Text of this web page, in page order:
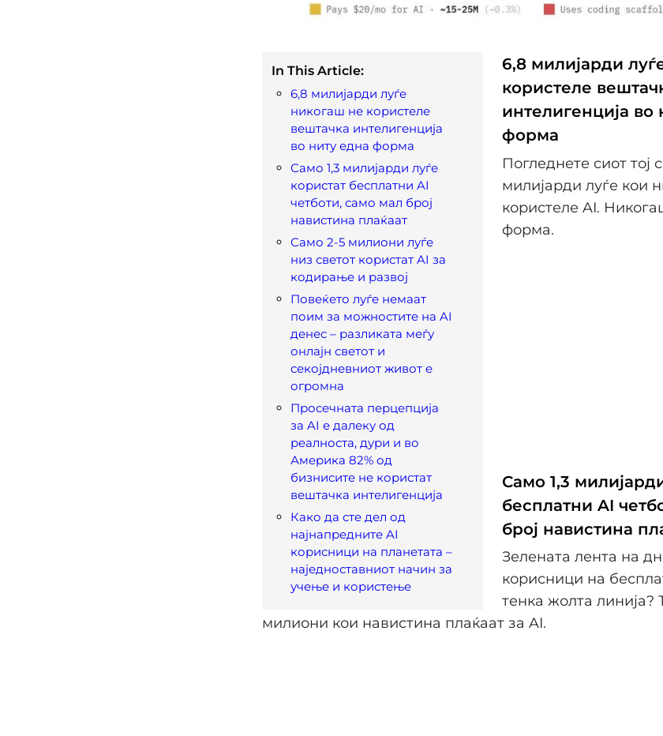
In This Article:
6,8 милијарди луѓе
никогаш не користеле
вештачка интелигенција
во ниту една форма
Само 1,3 милијарди луѓе
користат бесплатни AI
четботи, само мал број
навистина плаќаат
Само 2-5 милиони луѓе
низ светот користат AI за
кодирање и развој
Повеќето луѓе немаат
поим за можностите на AI
денес – разликата меѓу
онлајн светот и
секојдневниот живот е
огромна
Просечната перцепција
за AI е далеку од
реалноста, дури и во
Америка 82% од
бизнисите не користат
вештачка интелигенција
Како да сте дел од
најнапредните AI
корисници на планетата –
наједноставниот начин за
учење и користење
6,8 милијарди
користеле
интелигенција во
форма
Погледнете сиот тој
милијарди луѓе кои
користеле AI.
форма.
Само 1,3
бесплатни AI
број навистина
Зелената лента на
корисници на
тенка жолта линија?
милиони кои навистина плаќаат за AI.